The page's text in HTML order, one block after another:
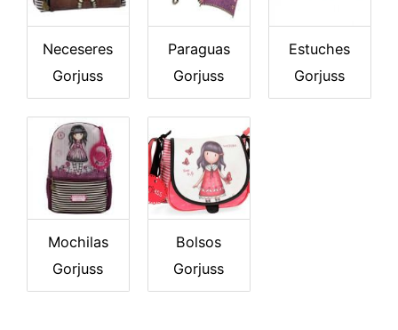
Neceseres
Gorjuss
Paraguas
Gorjuss
Estuches
Gorjuss
Mochilas
Gorjuss
Bolsos
Gorjuss